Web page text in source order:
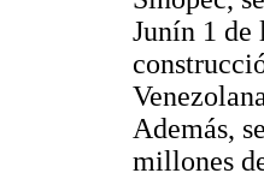
Junín 1
Además,
millones